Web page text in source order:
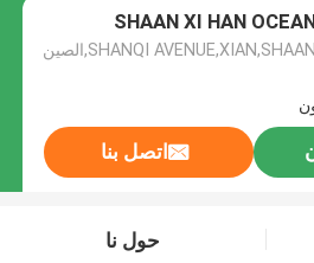
SHAAN XI HAN
اتصل بنا
حول نا